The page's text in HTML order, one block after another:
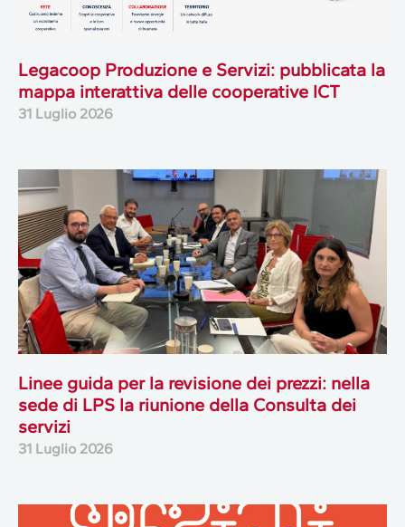
Legacoop Produzione e Servizi: pubblicata la
mappa interattiva delle cooperative ICT
31 Luglio 2026
Linee guida per la revisione dei prezzi: nella
sede di LPS la riunione della Consulta dei
servizi
31 Luglio 2026